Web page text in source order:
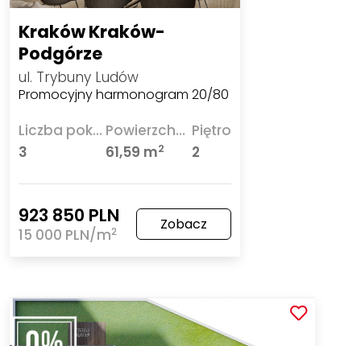
Kraków Kraków-
Podgórze
ul. Trybuny Ludów
Promocyjny harmonogram 20/80
Liczba pokoi
3
Powierzchnia
61,59 m2
Piętro
2
923 850 PLN
15 000 PLN/m2 Zobacz